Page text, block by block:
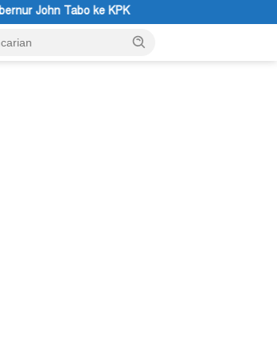
Sengketa Tanah SP II Memanas, Pengadilan